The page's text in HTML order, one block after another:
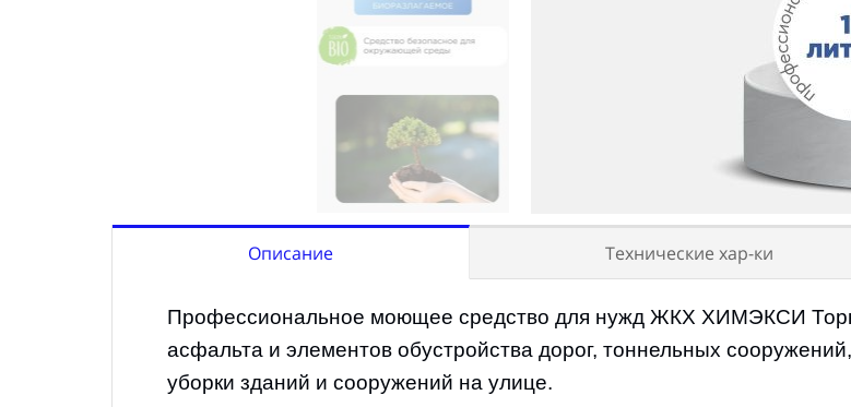
Описание Технические хар-ки
Профессиональное моющее средство для нужд ЖКХ ХИМЭКСИ
асфальта и элементов обустройства дорог, тоннельных
уборки зданий и сооружений на улице.
ПРИМЕНЕНИЕ: Профессиональное / Бытовое
НАЗНАЧЕНИЕ: Мытье дорог
Тара: Канистра евро
Вес нетто: 10л